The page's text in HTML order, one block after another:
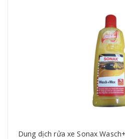
Dung dịch rửa xe Sonax